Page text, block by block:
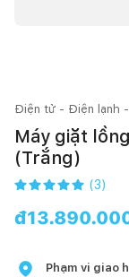
Điện tử - Điện lạnh
Máy giặt
(Trắng)
(3)
đ
Phạm vi giao